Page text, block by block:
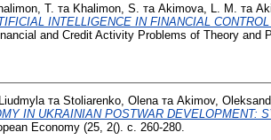
T. та Khalimon, S. та Akimova, L. M. та
INTELLIGENCE IN FINANCIAL
and Credit Activity Problems of Theory and
та Stoliarenko, Olenaта Akimov,
IN UKRAINIAN POSTWAR DEVELOPMENT:
Economy (25, 2(). с. 260-280.